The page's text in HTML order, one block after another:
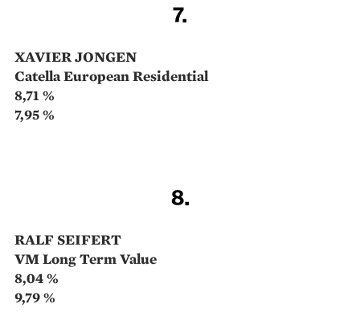
7.
XAVIER JONGEN
Catella European Residential
8,71 %
7,95 %
8.
RALF SEIFERT
VM Long Term Value
8,04 %
9,79 %